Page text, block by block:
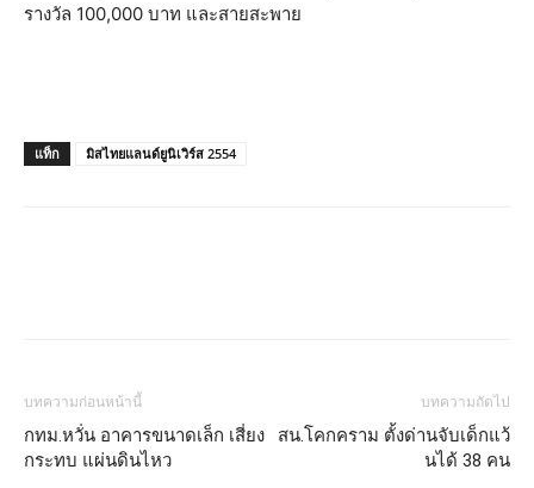
รางวัล 100,000 บาท และสายสะพาย
แท็ก มิสไทยแลนด์ยูนิเวิร์ส 2554
บทความก่อนหน้านี้
กทม.หวั่น อาคารขนาดเล็ก เสี่ยง
กระทบ แผ่นดินไหว
บทความถัดไป
สน.โคกคราม ตั้งด่านจับเด็กแว้
นได้ 38 คน